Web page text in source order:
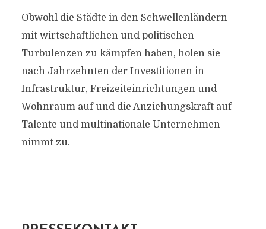
Obwohl die Städte in den Schwellenländern
mit wirtschaftlichen und politischen
Turbulenzen zu kämpfen haben, holen sie
nach Jahrzehnten der Investitionen in
Infrastruktur, Freizeiteinrichtungen und
Wohnraum auf und die Anziehungskraft auf
Talente und multinationale Unternehmen
nimmt zu.